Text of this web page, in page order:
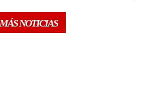
MÁS NOTICIAS